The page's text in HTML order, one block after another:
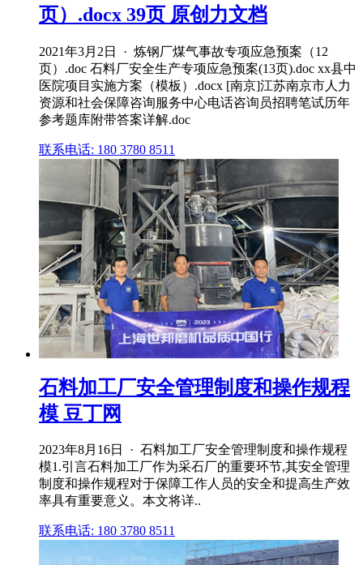
页）.docx 39页 原创力文档
2021年3月2日 · 炼钢厂煤气事故专项应急预案（12
页）.doc 石料厂安全生产专项应急预案(13页).doc xx县中
医院项目实施方案（模板）.docx [南京]江苏南京市人力
资源和社会保障咨询服务中心电话咨询员招聘笔试历年
参考题库附带答案详解.doc
联系电话: 180 3780 8511
石料加工厂安全管理制度和操作规程
模 豆丁网
2023年8月16日 · 石料加工厂安全管理制度和操作规程
模1.引言石料加工厂作为采石厂的重要环节,其安全管理
制度和操作规程对于保障工作人员的安全和提高生产效
率具有重要意义。本文将详..
联系电话: 180 3780 8511